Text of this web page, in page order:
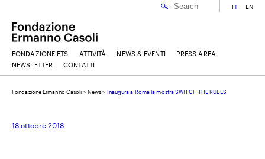
IT EN
FONDAZIONE ETS ATTIVITÀ NEWS & EVENTI
PRESS AREA
NEWSLETTER
CONTATTI
Fondazione Ermanno Casoli > News> Inaugura a Roma la mostra SWITCH THE RULES
18 ottobre 2018